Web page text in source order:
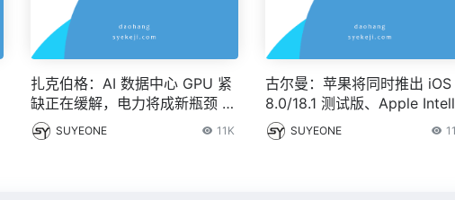
扎克伯格：AI 数据中心 GPU 紧
缺正在缓解，电力将成新瓶颈 – I
T之家SUYEONE 11K
古尔曼：苹果将同时推出 iOS
8.0/18.1 测试版、Apple
ence 主要 AI 功能延至 10 月
SUYEONE